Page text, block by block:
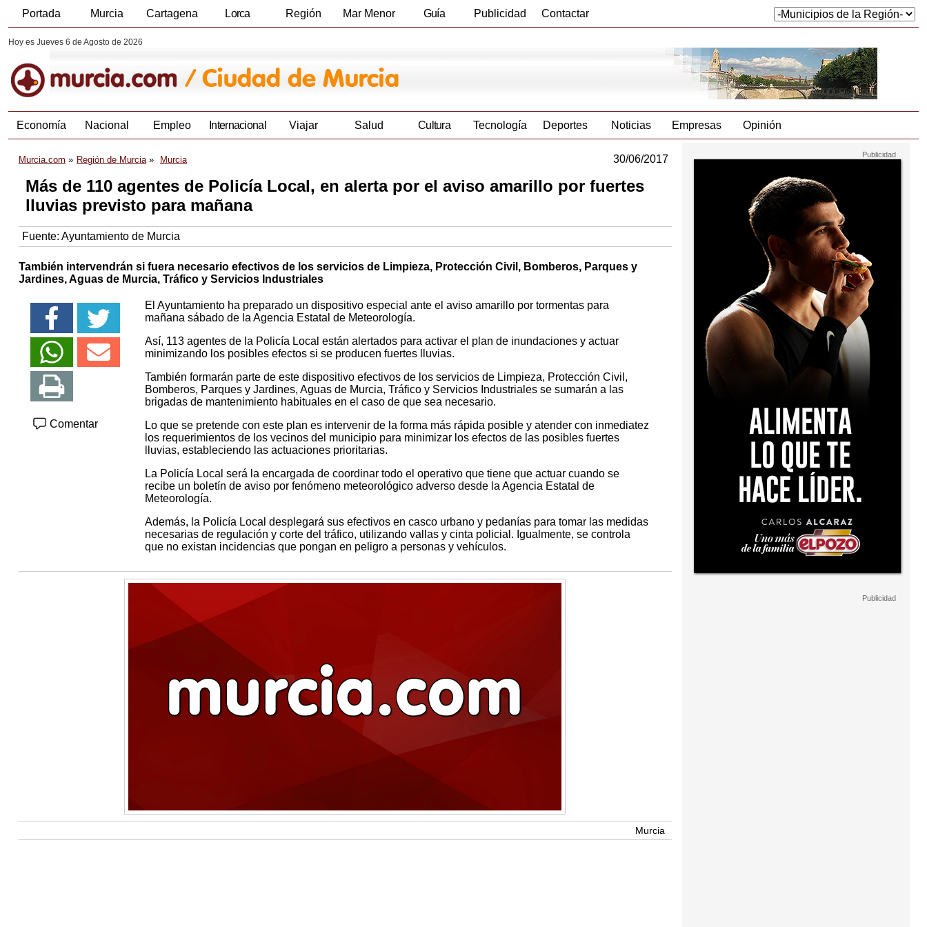
Portada Murcia Cartagena Lorca Región Mar Menor Guía Publicidad Contactar
Hoy es Jueves 6 de Agosto de 2026
Economía Nacional Empleo Internacional Viajar Salud Cultura Tecnología Deportes Noticias Empresas Opinión
Murcia.com Región de Murcia Murcia 30/06/2017
Más de 110 agentes de Policía Local, en alerta por el aviso amarillo por fuertes
lluvias previsto para mañana
Fuente: Ayuntamiento de Murcia
También intervendrán si fuera necesario efectivos de los servicios de Limpieza, Protección Civil, Bomberos, Parques y
Jardines, Aguas de Murcia, Tráfico y Servicios Industriales
Comentar
El Ayuntamiento ha preparado un dispositivo especial ante el aviso amarillo por tormentas para
mañana sábado de la Agencia Estatal de Meteorología.
Así, 113 agentes de la Policía Local están alertados para activar el plan de inundaciones y actuar
minimizando los posibles efectos si se producen fuertes lluvias.
También formarán parte de este dispositivo efectivos de los servicios de Limpieza, Protección Civil,
Bomberos, Parques y Jardines, Aguas de Murcia, Tráfico y Servicios Industriales se sumarán a las
brigadas de mantenimiento habituales en el caso de que sea necesario.
Lo que se pretende con este plan es intervenir de la forma más rápida posible y atender con inmediatez
los requerimientos de los vecinos del municipio para minimizar los efectos de las posibles fuertes
lluvias, estableciendo las actuaciones prioritarias.
La Policía Local será la encargada de coordinar todo el operativo que tiene que actuar cuando se
recibe un boletín de aviso por fenómeno meteorológico adverso desde la Agencia Estatal de
Meteorología.
Además, la Policía Local desplegará sus efectivos en casco urbano y pedanías para tomar las medidas
necesarias de regulación y corte del tráfico, utilizando vallas y cinta policial. Igualmente, se controla
que no existan incidencias que pongan en peligro a personas y vehículos.
Murcia